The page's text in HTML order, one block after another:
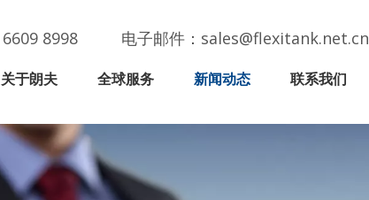
8998 电子邮件： sales@flexitank.net.cn
关于朗夫 全球服务 新闻动态 联系我们